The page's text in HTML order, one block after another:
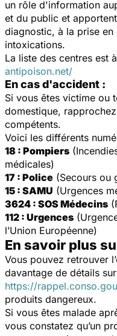
un rôle d'information
et du public et
diagnostic, à la prise
intoxications.
La liste des centres est
antipoison.net/
En cas d'accident :
Si vous êtes victime ou
domestique,
compétents.
Voici les différents
18 : Pompiers
médicales)
17 : Police (Secours ou
15 : SAMU (Urgences
3624 : SOS Médecins
112 : Urgences
l’Union Européenne)
En savoir plus
Vous pouvez retrouver
davantage de détails
https://
produits dangereux.
Si vous êtes malade
vous constatez qu’un